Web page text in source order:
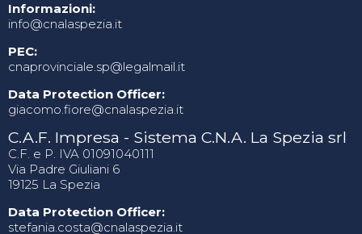
Informazioni:
info@cnalaspezia.it
PEC:
cnaprovinciale.sp@legalmail.it
Data Protection Officer:
giacomo.fiore@cnalaspezia.it
C.A.F. Impresa - Sistema C.N.A. La Spezia srl
C.F. e P. IVA 01091040111
Via Padre Giuliani 6
19125 La Spezia
Data Protection Officer:
stefania.costa@cnalaspezia.it